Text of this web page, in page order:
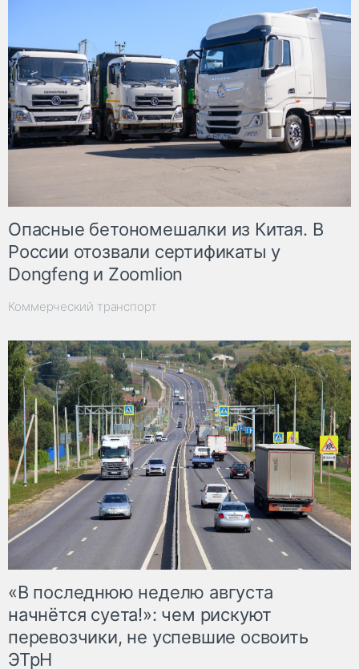
Опасные бетономешалки из Китая. В
России отозвали сертификаты у
Dongfeng и Zoomlion
Коммерческий транспорт
«В последнюю неделю августа
начнётся суета!»: чем рискуют
перевозчики, не успевшие освоить
ЭТрН